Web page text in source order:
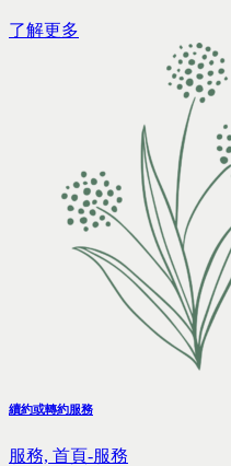
了解更多
續約或轉約服務
服務, 首頁-服務